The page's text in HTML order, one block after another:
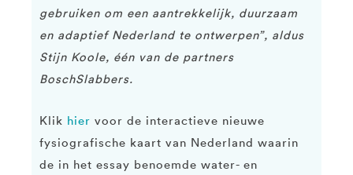
gebruiken om een aantrekkelijk, duurzaam
en adaptief Nederland te ontwerpen”, aldus
Stijn Koole, één van de partners
BoschSlabbers.
Klik hier voor de interactieve nieuwe
fysiografische kaart van Nederland waarin
de in het essay benoemde water- en